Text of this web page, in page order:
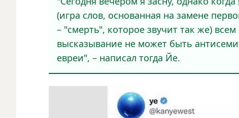
(игра слов, основанная на замене
– "смерть", которое звучит так же)
высказывание не может быть
евреи", – написал тогда Йе.